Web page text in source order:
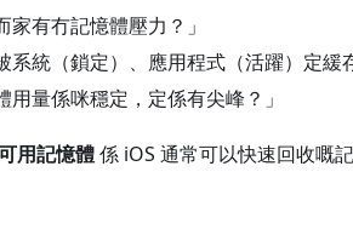
家有冇記憶體壓力？」
系統（鎖定）、應用程式（活躍）定緩
用量係咪穩定，定係有尖峰？」
用記憶體係 iOS 通常可以快速回收嘅